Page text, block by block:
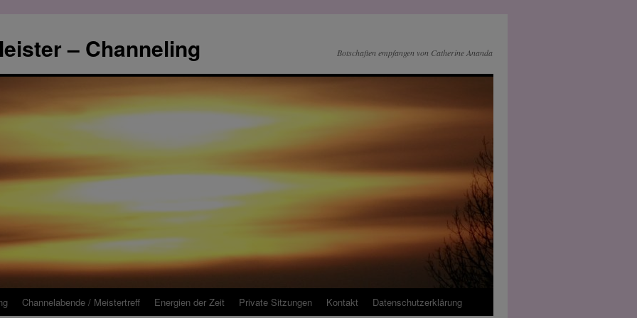
– Channeling Botschaften empfangen von Catherine Ananda
Channelabende / Meistertreff Energien der Zeit Private Sitzungen Kontakt Datenschutz­erklärung